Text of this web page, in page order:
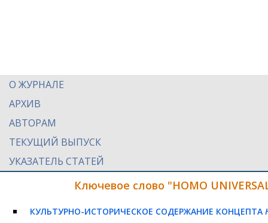
О ЖУРНАЛЕ
АРХИВ
АВТОРАМ
ТЕКУЩИЙ ВЫПУСК
УКАЗАТЕЛЬ СТАТЕЙ
Ключевое слово "HOMO
КУЛЬТУРНО-ИСТОРИЧЕСКОЕ СОДЕРЖАНИЕ КОНЦЕПТА